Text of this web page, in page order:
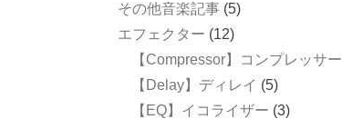
その他音楽記事 (5)
エフェクター (12)
【Compressor】コンプレッサー
【Delay】ディレイ (5)
【EQ】イコライザー (3)